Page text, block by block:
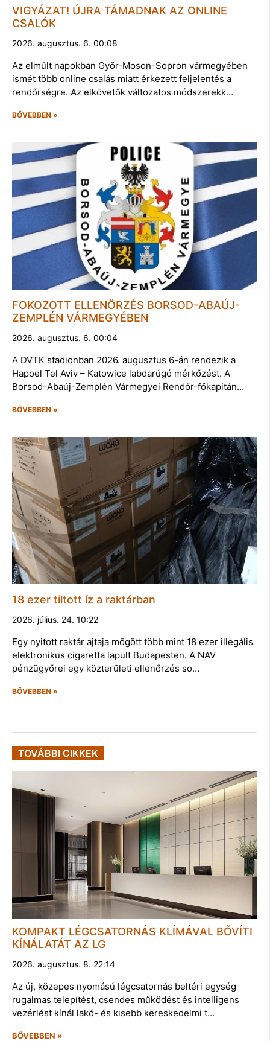
VIGYÁZAT! ÚJRA TÁMADNAK AZ ONLINE
CSALÓK
2026. augusztus. 6. 00:08
Az elmúlt napokban Győr-Moson-Sopron vármegyében
ismét több online csalás miatt érkezett feljelentés a
rendőrségre. Az elkövetők változatos módszerekk…
BŐVEBBEN »
FOKOZOTT ELLENŐRZÉS BORSOD-ABAÚJ-
ZEMPLÉN VÁRMEGYÉBEN
2026. augusztus. 6. 00:04
A DVTK stadionban 2026. augusztus 6-án rendezik a
Hapoel Tel Aviv – Katowice labdarúgó mérkőzést. A
Borsod-Abaúj-Zemplén Vármegyei Rendőr-főkapitán…
BŐVEBBEN »
18 ezer tiltott íz a raktárban
2026. július. 24. 10:22
Egy nyitott raktár ajtaja mögött több mint 18 ezer illegális
elektronikus cigaretta lapult Budapesten. A NAV
pénzügyőrei egy közterületi ellenőrzés so…
BŐVEBBEN »
TOVÁBBI CIKKEK
KOMPAKT LÉGCSATORNÁS KLÍMÁVAL BŐVÍTI
KÍNÁLATÁT AZ LG
2026. augusztus. 8. 22:14
Az új, közepes nyomású légcsatornás beltéri egység
rugalmas telepítést, csendes működést és intelligens
vezérlést kínál lakó- és kisebb kereskedelmi t…
BŐVEBBEN »